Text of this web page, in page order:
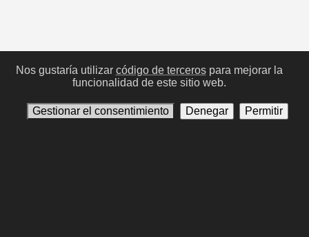
Nos gustaría utilizar código de tercerospara mejorar la
funcionalidad de este sitio web.
Gestionar el consentimiento Denegar Permitir